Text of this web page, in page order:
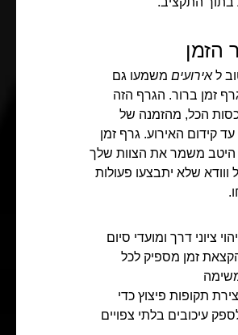
הזמן
לאירועים משמעו גם
זמן ברור. הגרף הזה
הכל, מהזמנה של
קידום האירוע. גרף זמן
היטב משמר את הצוות שלך
ווודא שלא יתבצעו פעולות
ציוני דרך ומועדי סיום
זמן מספיק לכל
תקופות פיצוץ כדי
עיכובים בלתי צפויים